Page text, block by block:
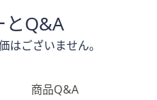
とQ&A
はございません。
商品Q&A